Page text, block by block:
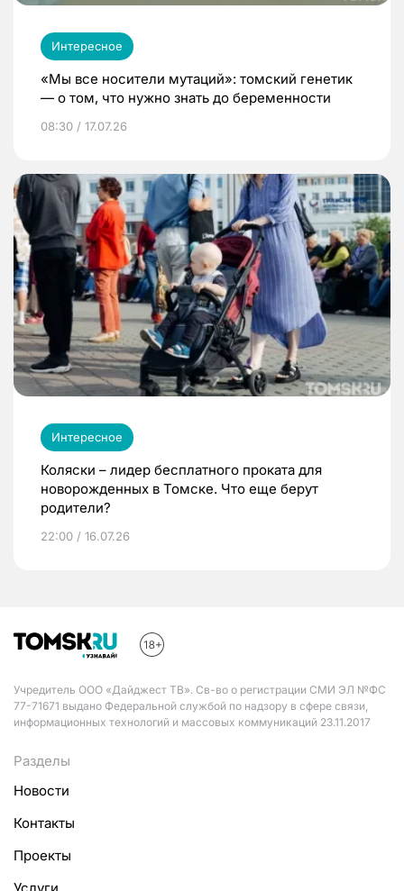
Интересное
«Мы все носители мутаций»: томский генетик
— о том, что нужно знать до беременности
08:30 / 17.07.26
Интересное
Коляски – лидер бесплатного проката для
новорожденных в Томске. Что еще берут
родители?
22:00 / 16.07.26
Учредитель ООО «Дайджест ТВ». Св-во о регистрации СМИ ЭЛ №ФС
77-71671 выдано Федеральной службой по надзору в сфере связи,
информационных технологий и массовых коммуникаций 23.11.2017
Разделы
Новости
Контакты
Проекты